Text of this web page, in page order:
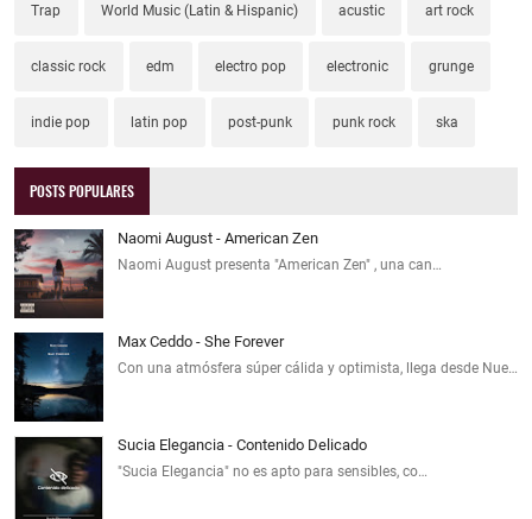
Trap World Music (Latin & Hispanic) acustic art rock
classic rock edm electro pop electronic grunge
indie pop latin pop post-punk punk rock ska
POSTS POPULARES
Naomi August - American Zen
Naomi August presenta "American Zen" , una can…
Max Ceddo - She Forever
Con una atmósfera súper cálida y optimista, llega desde Nue…
Sucia Elegancia - Contenido Delicado
"Sucia Elegancia" no es apto para sensibles, co…